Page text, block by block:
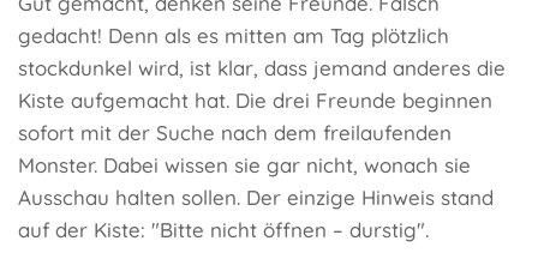
gedacht! Denn als es mitten am Tag plötzlich
stockdunkel wird, ist klar, dass jemand anderes die
Kiste aufgemacht hat. Die drei Freunde beginnen
sofort mit der Suche nach dem freilaufenden
Monster. Dabei wissen sie gar nicht, wonach sie
Ausschau halten sollen. Der einzige Hinweis stand
auf der Kiste: "Bitte nicht öffnen – durstig".